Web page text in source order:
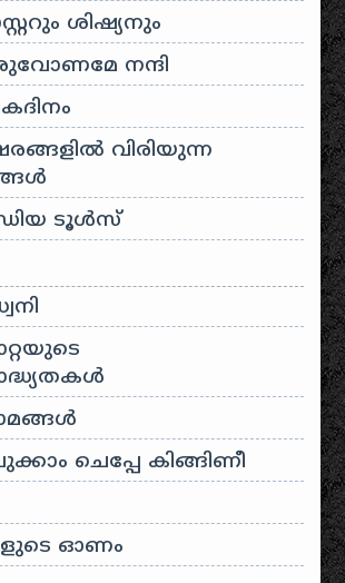
ശിഷ്യനും
നന്ദി
വിരിയുന്ന
ടൂൾസ്
ചെപ്പേ കിങ്ങിണീ
ഓണം